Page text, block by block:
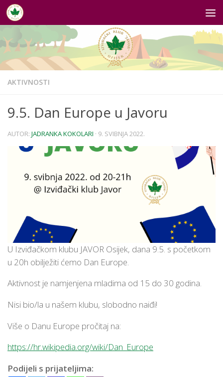
Skip to content
AKTIVNOSTI
9.5. Dan Europe u Javoru
AUTOR: JADRANKA KOKOLARI · 9. SVIBNJA 2022.
U Izviđačkom klubu JAVOR Osijek, dana 9.5. s početkom
u 20h obilježiti ćemo Dan Europe.
Aktivnost je namjenjena mladima od 15 do 30 godina.
Nisi bio/la u našem klubu, slobodno naiđi!
Više o Danu Europe pročitaj na:
https://hr.wikipedia.org/wiki/Dan_Europe
Podijeli s prijateljima: